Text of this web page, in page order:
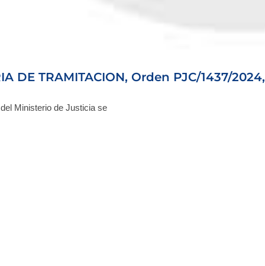
DE TRAMITACION, Orden PJC/1437/2024,
Ministerio de Justicia se